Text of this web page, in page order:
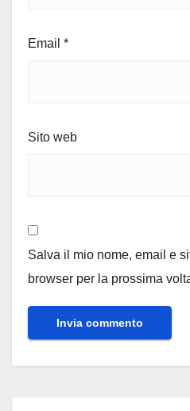
Email *
Sito web
Salva il mio nome, email e
browser per la prossima